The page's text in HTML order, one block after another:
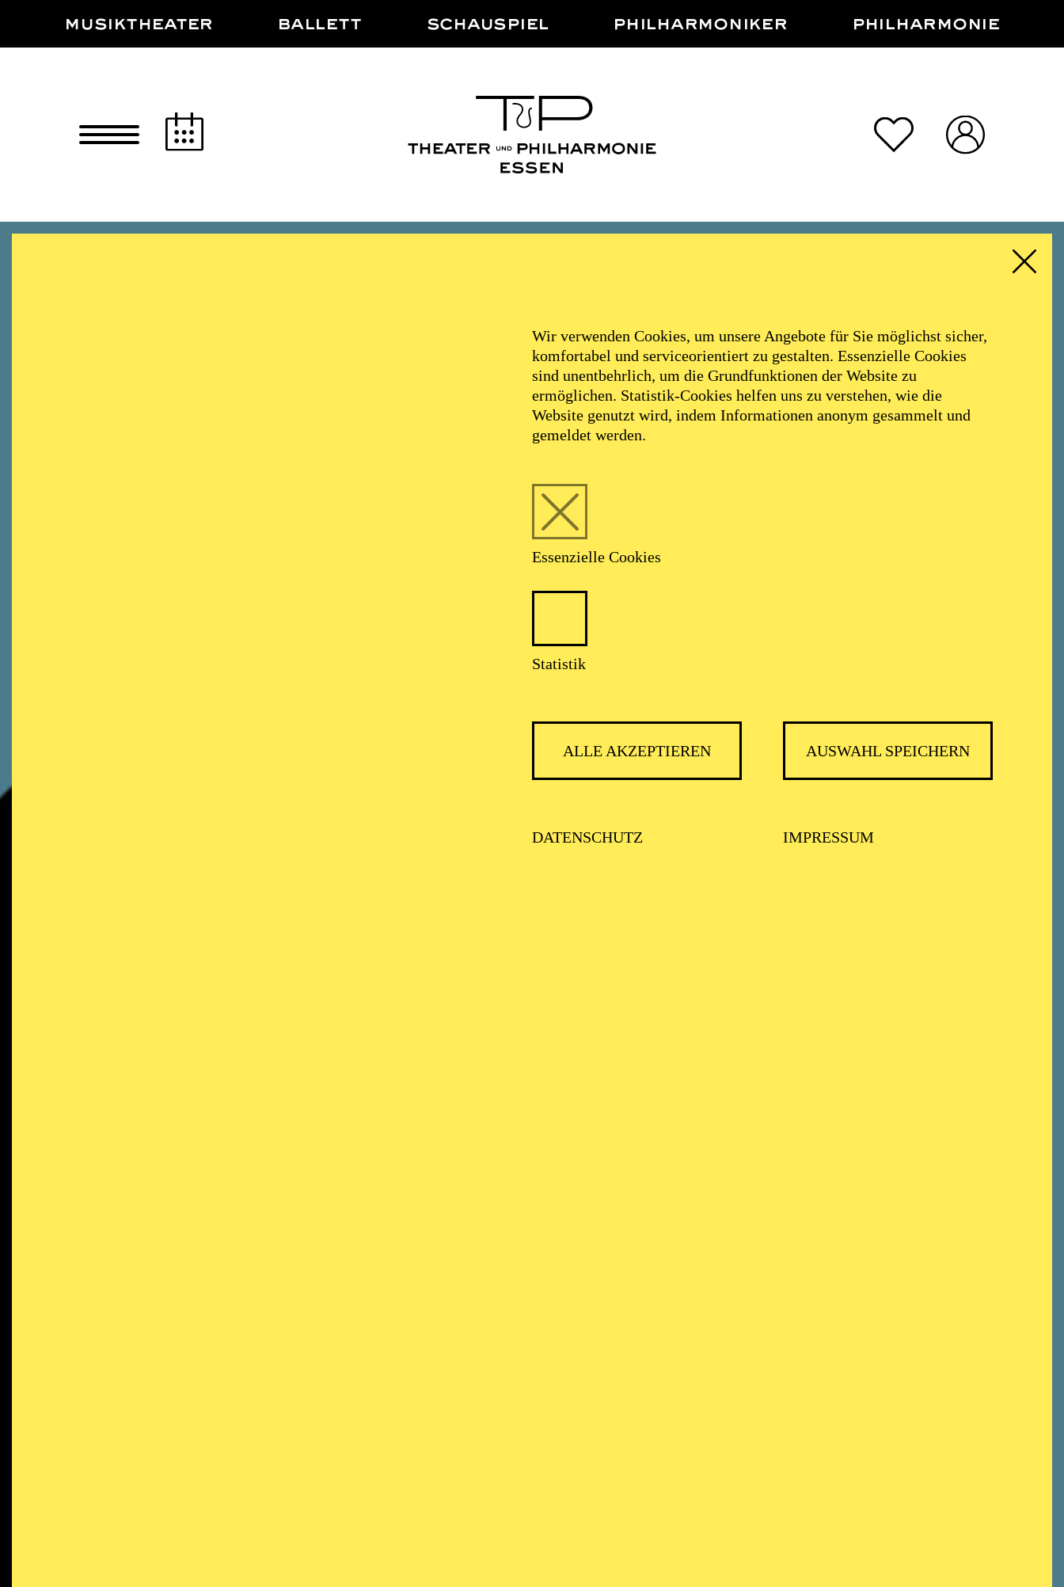
Zum Hauptinhalt springen Zum Footer springen
MUSIKTHEATER BALLETT SCHAUSPIEL PHILHARMONIKER PHILHARMONIE
Wir verwenden Cookies, um unsere Angebote für Sie möglichst sicher,
komfortabel und serviceorientiert zu gestalten. Essenzielle Cookies
sind unentbehrlich, um die Grundfunktionen der Website zu
ermöglichen. Statistik-Cookies helfen uns zu verstehen, wie die
Website genutzt wird, indem Informationen anonym gesammelt und
gemeldet werden.
Essenzielle Cookies
Statistik
ALLE AKZEPTIEREN AUSWAHL SPEICHERN
DATENSCHUTZ IMPRESSUM